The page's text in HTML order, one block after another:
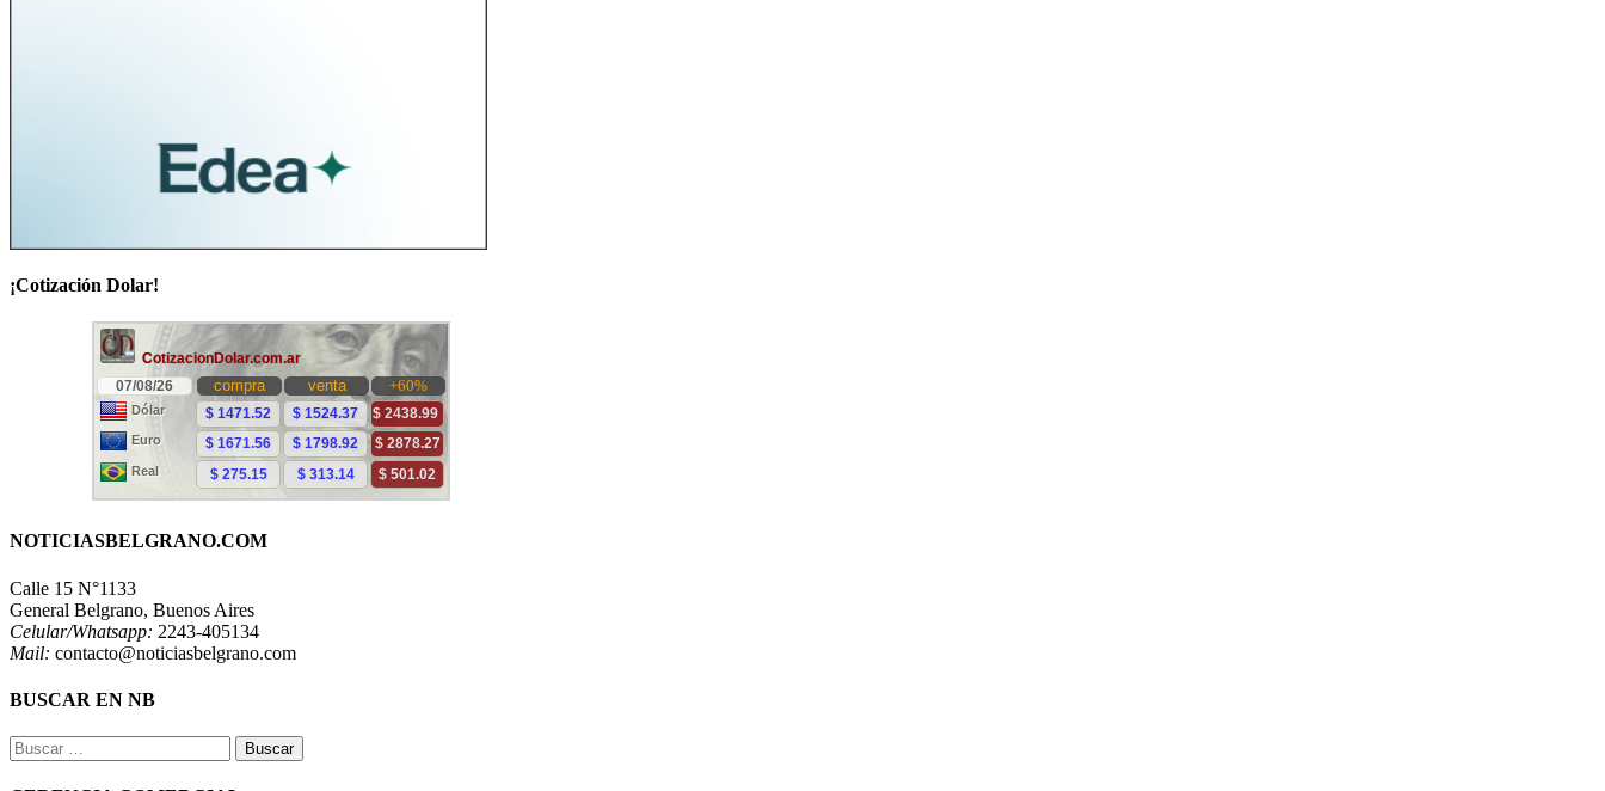
¡Cotización Dolar!
NOTICIASBELGRANO.COM
Calle 15 N°1133
General Belgrano, Buenos Aires
Celular/Whatsapp: 2243-405134
Mail: contacto@noticiasbelgrano.com
BUSCAR EN NB
Buscar: